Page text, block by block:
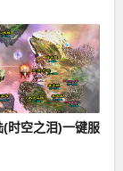
时空之泪)一键服